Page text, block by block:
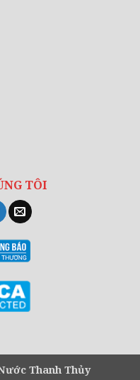
TÔI
Thanh Thủy